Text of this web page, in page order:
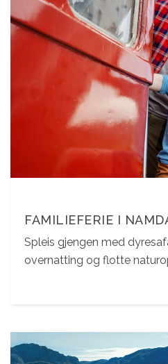
FAMILIEFERIE I
Spleis gjengen med
overnatting og flotte